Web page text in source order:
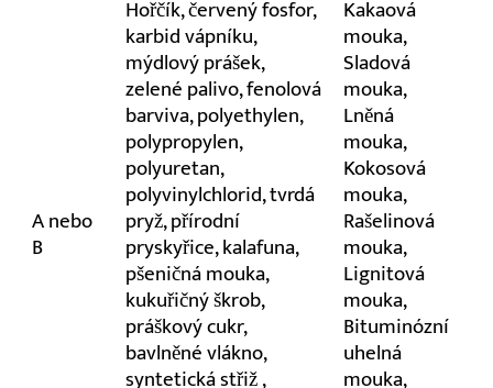
A nebo
B
Hořčík, červený fosfor,
karbid vápníku,
mýdlový prášek,
zelené palivo, fenolová
barviva, polyethylen,
polypropylen,
polyuretan,
polyvinylchlorid, tvrdá
pryž, přírodní
pryskyřice, kalafuna,
pšeničná mouka,
kukuřičný škrob,
práškový cukr,
bavlněné vlákno,
syntetická střiž ,
Kakaová
mouka,
Sladová
mouka,
Lněná
mouka,
Kokosová
mouka,
Rašelinová
mouka,
Lignitová
mouka,
Bituminózní
uhelná
mouka,